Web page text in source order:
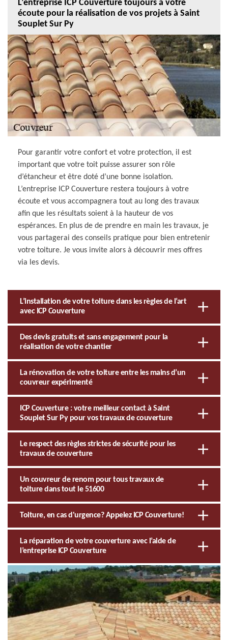
L’entreprise ICP Couverture toujours à votre
écoute pour la réalisation de vos projets à Saint
Souplet Sur Py
Pour garantir votre confort et votre protection, il est
important que votre toit puisse assurer son rôle
d’étancheur et être doté d’une bonne isolation.
L’entreprise ICP Couverture restera toujours à votre
écoute et vous accompagnera tout au long des travaux
afin que les résultats soient à la hauteur de vos
espérances. En plus de de prendre en main les travaux, je
vous partagerai des conseils pratique pour bien entretenir
votre toiture. Je vous invite alors à découvrir mes offres
via les devis.
L’installation de votre toiture dans les règles de l’art
avec ICP Couverture
Des devis gratuits et sans engagement pour la
réalisation de votre chantier
La rénovation de votre toiture entre les mains d’un
couvreur expérimenté
ICP Couverture : votre meilleur contact à Saint
Souplet Sur Py pour vos travaux de couverture
Le respect des règles strictes de sécurité pour les
travaux de couverture
Un couvreur de renom pour tous travaux de
toiture dans tout le 51600
Toiture, en cas d'urgence? Appelez ICP Couverture!
La réparation de votre couverture avec l’aide de
l’entreprise ICP Couverture